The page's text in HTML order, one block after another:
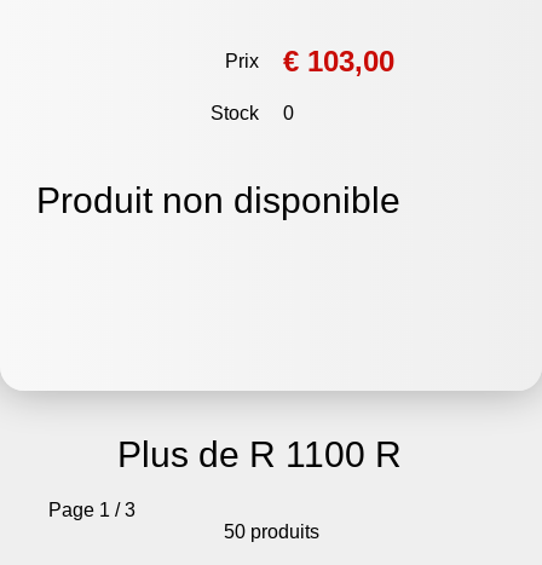
Prix € 103,00
Stock 0
Produit non disponible
Plus de R 1100 R
Page 1 / 3
50 produits